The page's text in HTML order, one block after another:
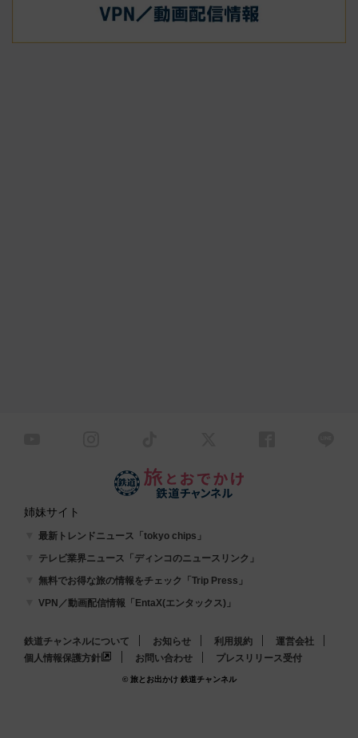
姉妹サイト
最新トレンドニュース「tokyo chips」
テレビ業界ニュース「ディンコのニュースリンク」
無料でお得な旅の情報をチェック「Trip Press」
VPN／動画配信情報「EntaX(エンタックス)」
鉄道チャンネルについて お知らせ 利用規約
運営会社
個人情報保護方針
お問い合わせ プレスリリース受付
© 旅とお出かけ 鉄道チャンネル